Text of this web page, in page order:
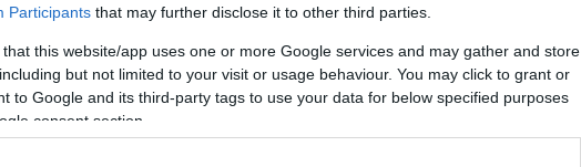
Participants that may further disclose it to other third parties.
that this website/app uses one or more Google services and may gather and store
but not limited to your visit or usage behaviour. You may click to grant or
to Google and its third-party tags to use your data for below specified purposes
consent section.
και βάζουμε μέσα το ταψάκι και περιμένουμε μέχρι να βράσει
και θωρακίζουμε το κριθαράκι. Όταν βράσει το νερό